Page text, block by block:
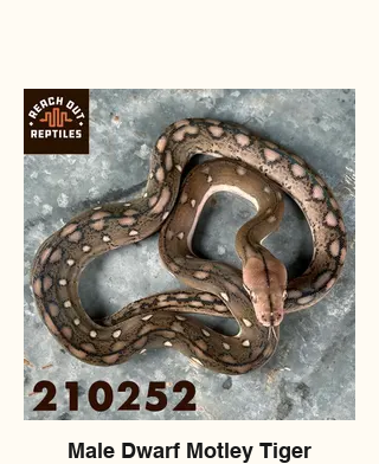
Male Dwarf Motley Tiger